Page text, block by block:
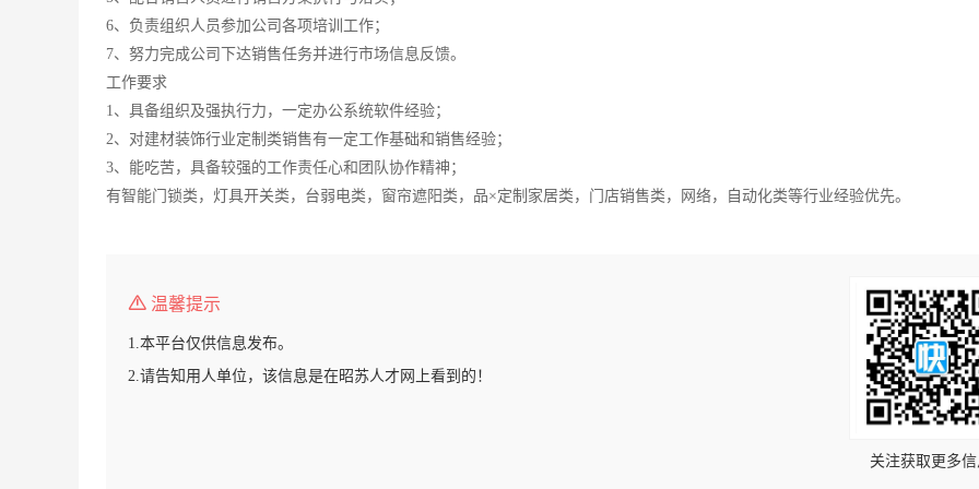
6、负责组织人员参加公司各项培训工作；
7、努力完成公司下达销售任务并进行市场信息反馈。
工作要求
1、具备组织及强执行力，一定办公系统软件经验；
2、对建材装饰行业定制类销售有一定工作基础和销售经验；
3、能吃苦，具备较强的工作责任心和团队协作精神；
有智能门锁类，灯具开关类，台弱电类，窗帘遮阳类，品×定制家居类，门店销售类，网络，自动化类等行业经验优先。
温馨提示
1.本平台仅供信息发布。
2.请告知用人单位，该信息是在昭苏人才网上看到的！
关注获取更多